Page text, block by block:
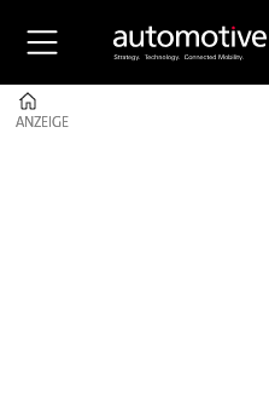
ANZEIGE
ANZEIGE